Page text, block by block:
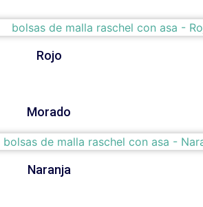
Rojo
Morado
Naranja